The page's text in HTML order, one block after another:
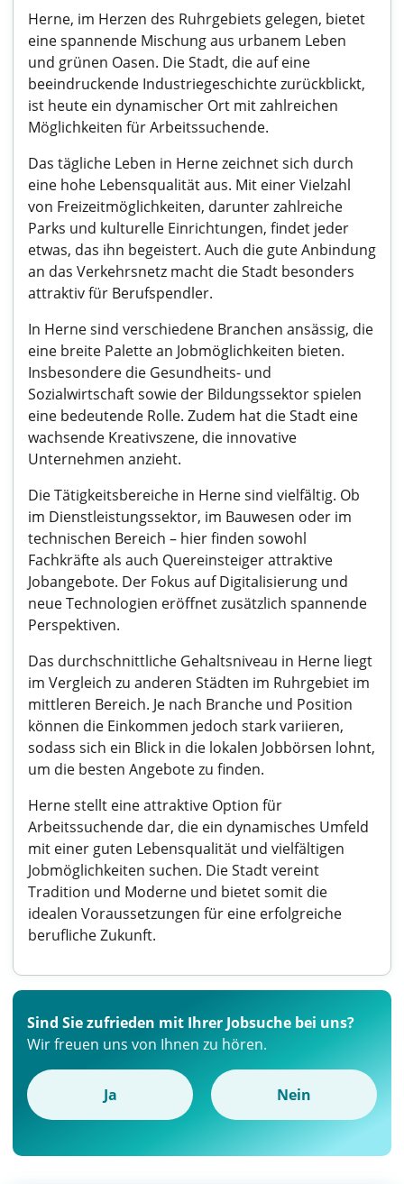
Herne, im Herzen des Ruhrgebiets gelegen, bietet
eine spannende Mischung aus urbanem Leben
und grünen Oasen. Die Stadt, die auf eine
beeindruckende Industriegeschichte zurückblickt,
ist heute ein dynamischer Ort mit zahlreichen
Möglichkeiten für Arbeitssuchende.
Das tägliche Leben in Herne zeichnet sich durch
eine hohe Lebensqualität aus. Mit einer Vielzahl
von Freizeitmöglichkeiten, darunter zahlreiche
Parks und kulturelle Einrichtungen, findet jeder
etwas, das ihn begeistert. Auch die gute Anbindung
an das Verkehrsnetz macht die Stadt besonders
attraktiv für Berufspendler.
In Herne sind verschiedene Branchen ansässig, die
eine breite Palette an Jobmöglichkeiten bieten.
Insbesondere die Gesundheits- und
Sozialwirtschaft sowie der Bildungssektor spielen
eine bedeutende Rolle. Zudem hat die Stadt eine
wachsende Kreativszene, die innovative
Unternehmen anzieht.
Die Tätigkeitsbereiche in Herne sind vielfältig. Ob
im Dienstleistungssektor, im Bauwesen oder im
technischen Bereich – hier finden sowohl
Fachkräfte als auch Quereinsteiger attraktive
Jobangebote. Der Fokus auf Digitalisierung und
neue Technologien eröffnet zusätzlich spannende
Perspektiven.
Das durchschnittliche Gehaltsniveau in Herne liegt
im Vergleich zu anderen Städten im Ruhrgebiet im
mittleren Bereich. Je nach Branche und Position
können die Einkommen jedoch stark variieren,
sodass sich ein Blick in die lokalen Jobbörsen lohnt,
um die besten Angebote zu finden.
Herne stellt eine attraktive Option für
Arbeitssuchende dar, die ein dynamisches Umfeld
mit einer guten Lebensqualität und vielfältigen
Jobmöglichkeiten suchen. Die Stadt vereint
Tradition und Moderne und bietet somit die
idealen Voraussetzungen für eine erfolgreiche
berufliche Zukunft.
Sind Sie zufrieden mit Ihrer Jobsuche bei uns?
Wir freuen uns von Ihnen zu hören.
Ja Nein